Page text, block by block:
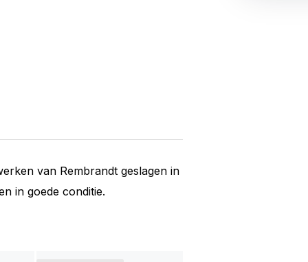
van Rembrandt geslagen in
in goede conditie.